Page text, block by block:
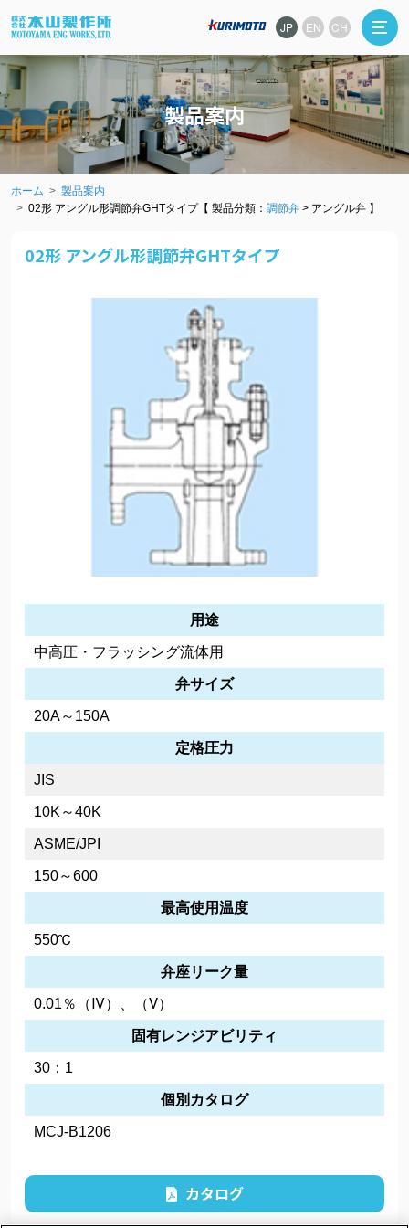
JP EN CH
製品案内
ホーム
製品案内
02形 アングル形調節弁GHTタイプ【 製品分類： 調節弁 > アングル弁 】
02形 アングル形調節弁GHTタイプ
用途
中高圧・フラッシング流体用
弁サイズ
20A～150A
定格圧力
JIS
10K～40K
ASME/JPI
150～600
最高使用温度
550℃
弁座リーク量
0.01％（Ⅳ）、（Ⅴ）
固有レンジアビリティ
30：1
個別カタログ
MCJ-B1206
カタログ